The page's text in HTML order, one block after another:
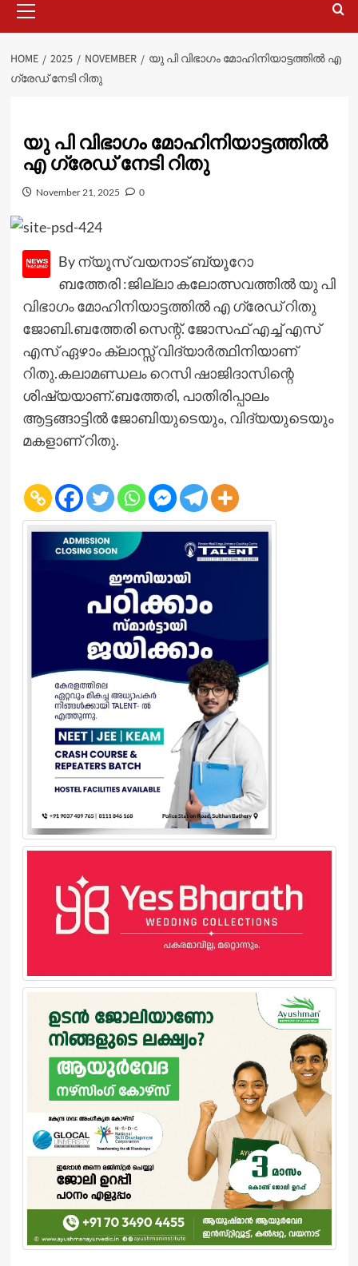
Menu
HOME 2025 NOVEMBER
യു പി വിഭാഗം മോഹിനിയാട്ടത്തില്‍ എ
ഗ്രേഡ് നേടി റിതു
യു പി വിഭാഗം മോഹിനിയാട്ടത്തില്‍
എ ഗ്രേഡ് നേടി റിതു
November 21, 2025 0
By ന്യൂസ് വയനാട് ബ്യൂറോ
ബത്തേരി :ജില്ലാ കലോത്സവത്തില്‍ യു പി
വിഭാഗം മോഹിനിയാട്ടത്തില്‍ എ ഗ്രേഡ് റിതു
ജോബി.ബത്തേരി സെന്റ്. ജോസഫ് എച്ച് എസ്
എസ് ഏഴാം ക്ലാസ്സ് വിദ്യാര്‍ത്ഥിനിയാണ്
റിതു.കലാമണ്ഡലം റെസി ഷാജിദാസിന്റെ
ശിഷ്യയാണ്.ബത്തേരി, പാതിരിപ്പാലം
ആട്ടങ്ങാട്ടില്‍ ജോബിയുടെയും, വിദ്യയുടെയും
മകളാണ് റിതു.